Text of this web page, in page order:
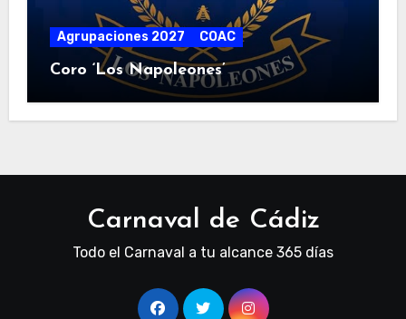
Agrupaciones 2027 COAC
Coro ‘Los Napoleones’
Carnaval de Cádiz
Todo el Carnaval a tu alcance 365 días